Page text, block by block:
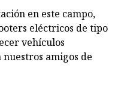
en este campo,
eléctricos de tipo
vehículos
amigos de